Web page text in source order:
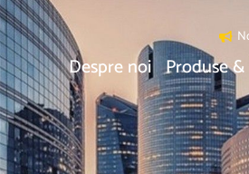
Despre noi Produse